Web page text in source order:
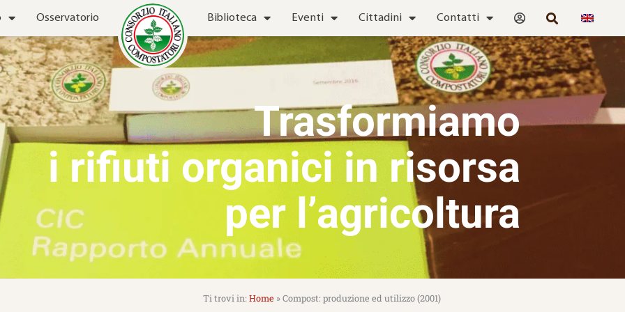
Osservatorio Biblioteca Eventi Cittadini Contatti
Trasformiamo
i rifiuti organici in risorsa
per l’agricoltura
Home »Compost: produzione ed utilizzo (2001)